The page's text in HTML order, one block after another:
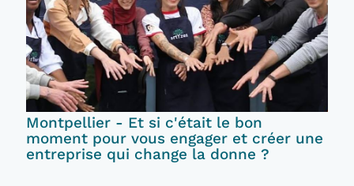
Montpellier - Et si c'était le bon
moment pour vous engager et créer une
entreprise qui change la donne ?